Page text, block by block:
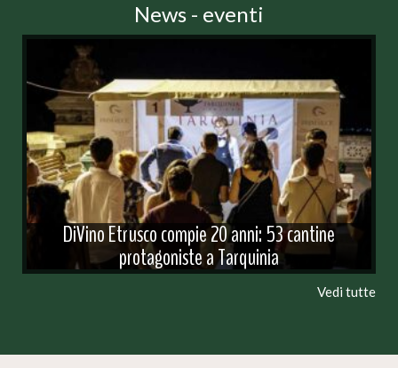
News - eventi
DiVino Etrusco compie 20 anni: 53 cantine
protagoniste a Tarquinia
Vedi tutte